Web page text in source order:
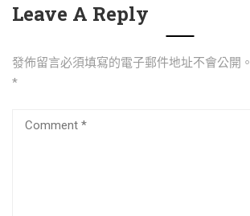
Leave A Reply
發佈留言必須填寫的電子郵件地址不會公開。
*